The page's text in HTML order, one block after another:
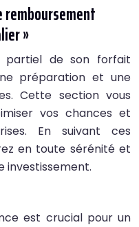
»
partiel de son forfait
préparation et une
Cette section vous
vos chances et
En suivant ces
en toute sérénité et
investissement.
est crucial pour un